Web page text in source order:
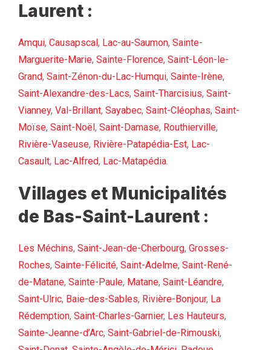
Laurent :
Amqui, Causapscal , Lac-au-Saumon, Sainte-
Marguerite-Marie, Sainte-Florence, Saint-Léon-le-
Grand, Saint-Zénon-du-Lac-Humqui, Sainte-Irène,
Saint-Alexandre-des-Lacs, Saint-Tharcisius, Saint-
Vianney, Val-Brillant, Sayabec, Saint-Cléophas, Saint-
Moïse, Saint-Noël , Saint-Damase, Routhierville,
Rivière-Vaseuse, Rivière-Patapédia-Est, Lac-
Casault, Lac-Alfred, Lac-Matapédia.
Villages et Municipalités
de Bas-Saint-Laurent :
Les Méchins, Saint-Jean-de-Cherbourg, Grosses-
Roches, Sainte-Félicité, Saint-Adelme, Saint-René-
de-Matane, Sainte-Paule, Matane, Saint-Léandre,
Saint-Ulric, Baie-des-Sables, Rivière-Bonjour, La
Rédemption, Saint-Charles-Garnier, Les Hauteurs,
Sainte-Jeanne-d’Arc, Saint-Gabriel-de-Rimouski,